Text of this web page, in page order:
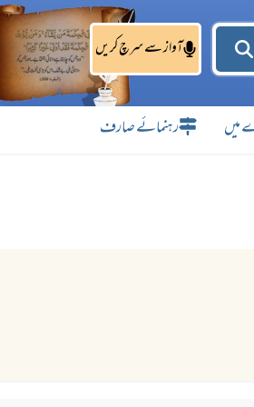
آواز سے سرچ کریں
میں رہنمائے صارف